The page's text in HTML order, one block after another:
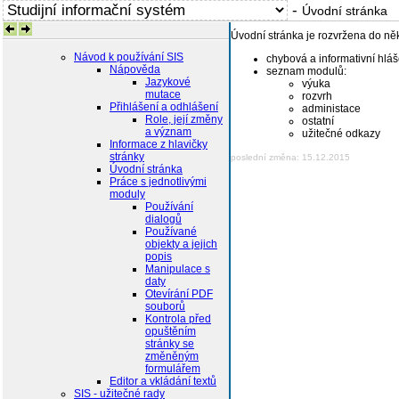
- Úvodní stránka
Návod k používání SIS
Nápověda
Jazykové
mutace
Přihlášení a odhlášení
Role, její změny
a význam
Informace z hlavičky
stránky
Úvodní stránka
Práce s jednotlivými
moduly
Používání
dialogů
Používané
objekty a jejich
popis
Manipulace s
daty
Otevírání PDF
souborů
Kontrola před
opuštěním
stránky se
změněným
formulářem
Editor a vkládání textů
SIS - užitečné rady
Úvodní stránka je rozvržena do
chybová a informativní
seznam modulů:
výuka
rozvrh
administace
ostatní
užitečné odkazy
poslední změna: 15.12.2015